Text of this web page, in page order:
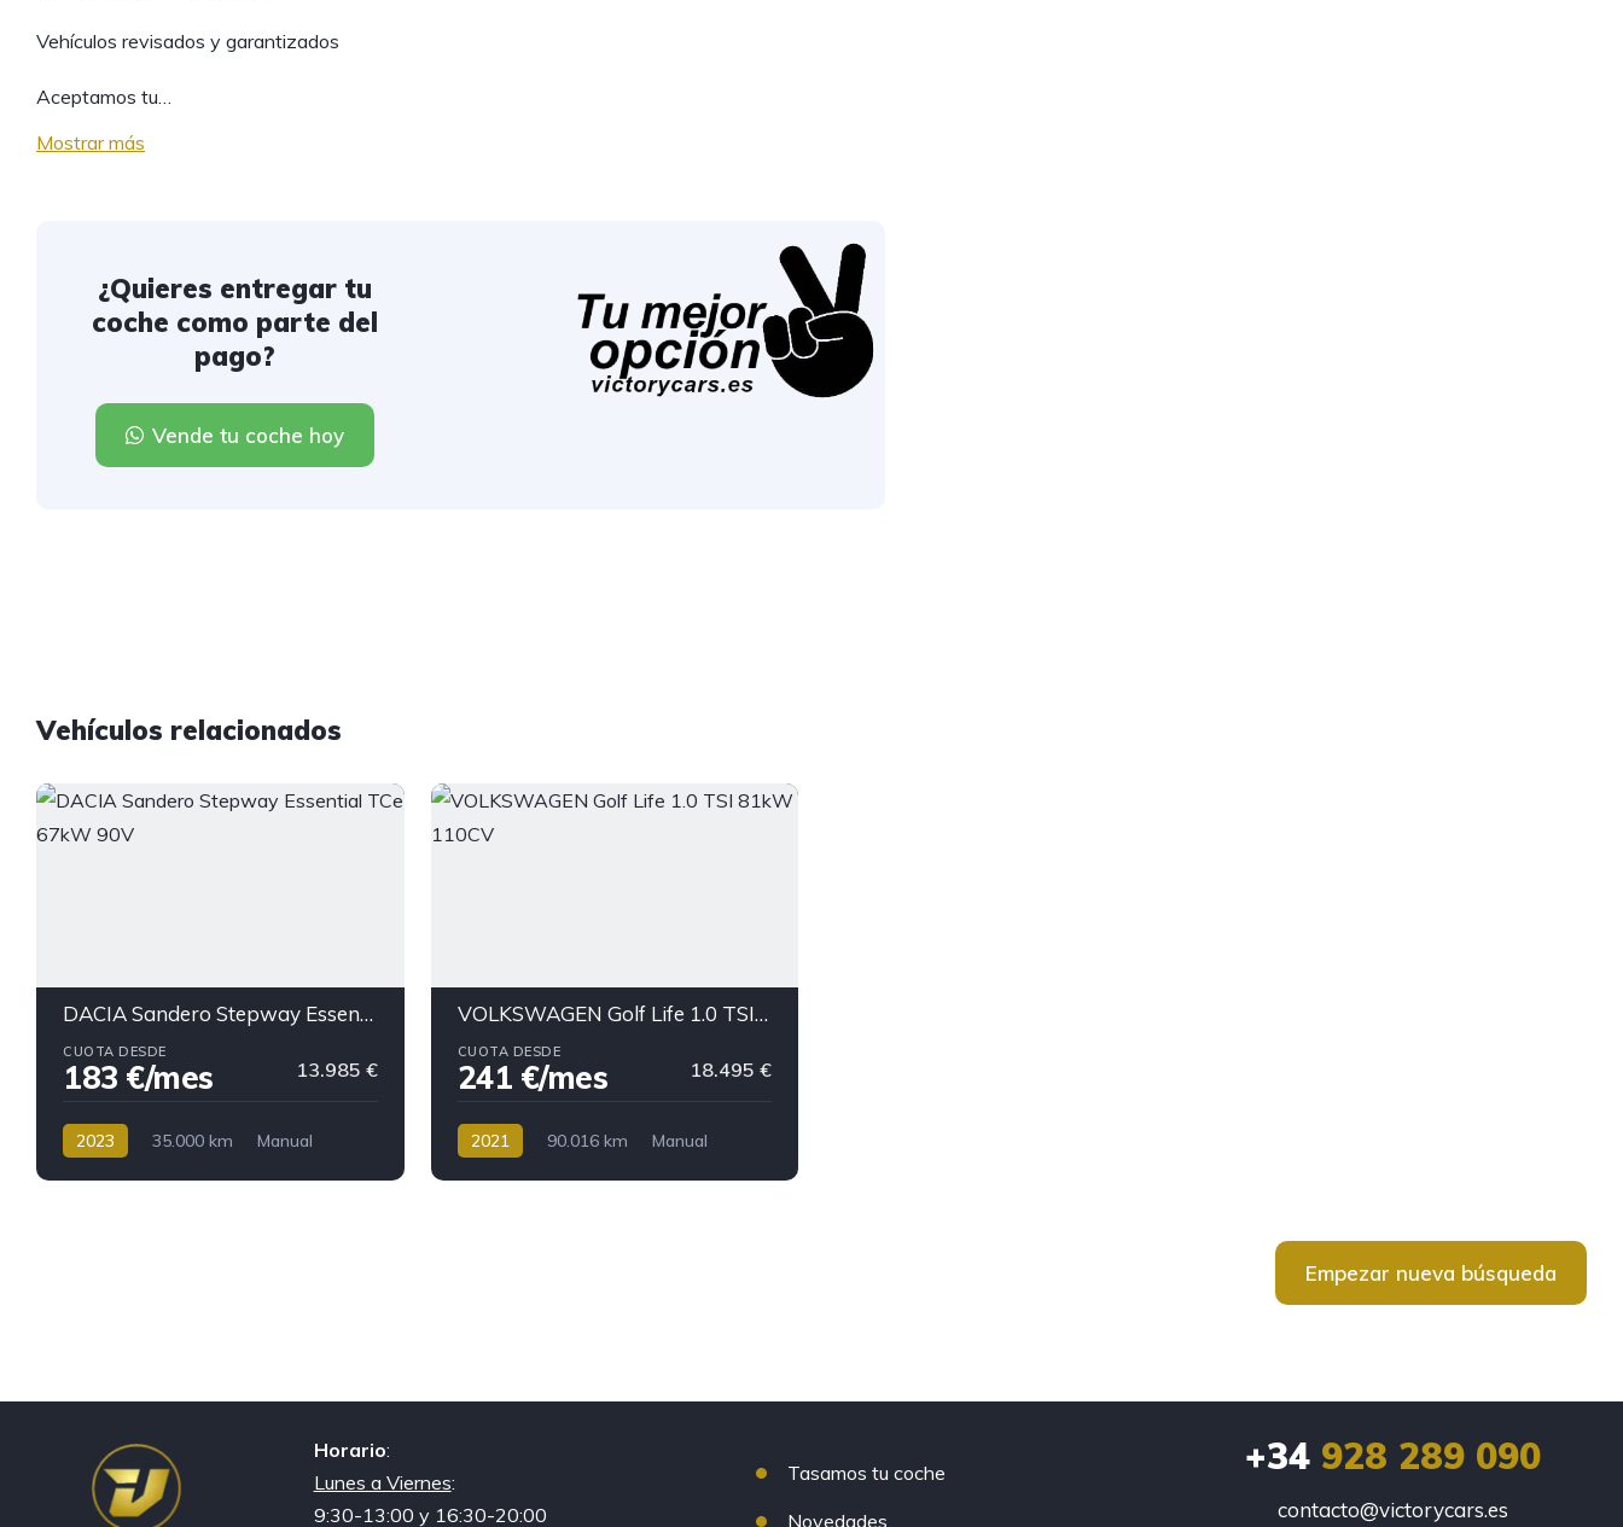
Vehículos revisados y garantizados
Aceptamos tu…
Mostrar más
¿Quieres entregar tu
coche como parte del
pago?
Vende tu coche hoy
Vehículos relacionados
DACIA Sandero Stepway Essential TCe 67kW 90V
CUOTA DESDE
183 €/mes 13.985 €
2023 35.000 km
Manual
VOLKSWAGEN Golf Life 1.0 TSI 81kW 110CV
CUOTA DESDE
241 €/mes 18.495 €
2021 90.016 km
Manual
Empezar nueva búsqueda
Horario:
Lunes a Viernes:
9:30-13:00 y 16:30-20:00
Tasamos tu coche
Novedades
+34928 289 090
contacto@victorycars.es